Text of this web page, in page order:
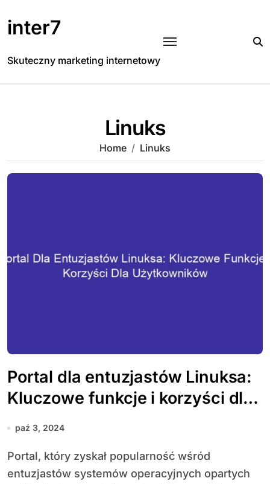
to
content
inter7
Skuteczny marketing internetowy
Linuks
Home Linuks
Portal dla entuzjastów Linuksa:
Kluczowe funkcje i korzyści dla
użytkowników
paź 3, 2024
Portal, który zyskał popularność wśród
entuzjastów systemów operacyjnych opartych